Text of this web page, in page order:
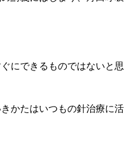
にできるものではないと思
かたはいつもの針治療に活